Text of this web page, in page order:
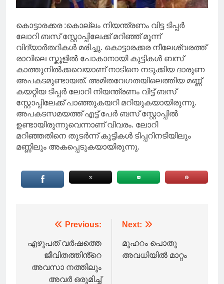
കൊട്ടാരക്കര :കൊല്ലം നിയന്ത്രണം വിട്ട ടിപ്പർ
ലോറി ബസ് സ്റ്റോപ്പിലേക്ക് മറിഞ്ഞ് മൂന്ന്
വിദ്യാർത്ഥികൾ മരിച്ചു. കൊട്ടാരക്കര നീലേശ്വരത്ത്
രാവിലെ സ്കൂളിൽ പോകാനായി കുട്ടികൾ ബസ്
കാത്തുനിൽക്കവെയാണ് നാടിനെ നടുക്കിയ ദാരുണ
അപകടമുണ്ടായത്. അമിതവേഗതയിലെത്തിയ മണ്ണ്
കയറ്റിയ ടിപ്പർ ലോറി നിയന്ത്രണം വിട്ട് ബസ്
സ്റ്റോപ്പിലേക്ക് പാഞ്ഞുകയറി മറിയുകയായിരുന്നു.
അപകടസമയത്ത് എട്ട് പേർ ബസ് സ്റ്റോപ്പിൽ
ഉണ്ടായിരുന്നുവെന്നാണ് വിവരം. ലോറി
മറിഞ്ഞതിനെ തുടർന്ന് കുട്ടികൾ ടിപ്പറിനടിയിലും
മണ്ണിലും അകപ്പെടുകയായിരുന്നു.
navigation
Previous:
എഴുപത് വർഷത്തെ
ജീവിതത്തിൻ്റെ
അവസാ നത്തിലും
അവർ ഒരുമിച്ച്
Next:
മുഹറം പൊതു
അവധിയില്‍ മാറ്റം